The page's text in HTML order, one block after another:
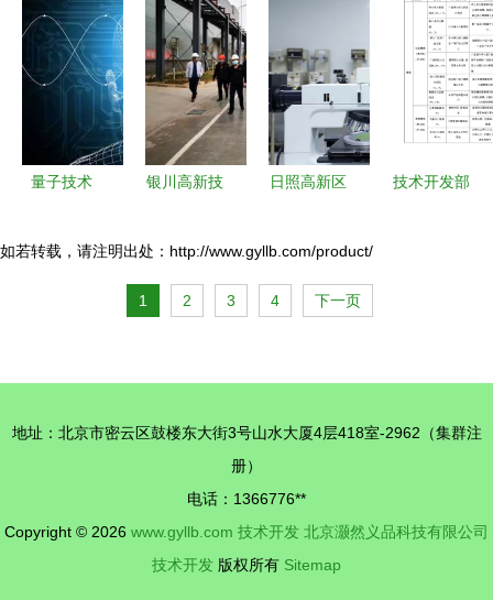
谁是细分领
域的真正王
者？
石骨料行业
绿色发展·
技术·投资·
产业链峰会
在杭启幕
务全解析
星电子厂
电子产品制
造销售与技
术咨询的专
业力量
量子技术
识长存的新
银川高新技
总公司 技
术咨询赋能
企业创新发
日照高新区
积“高”成势
从“新”启航
技术开发部
如若转载，请注明出处：http://www.gyllb.com/product/
1 2 3 4 下一页
地址：北京市密云区鼓楼东大街3号山水大厦4层418室-2962（集群注
册）
电话：1366776**
Copyright © 2026 www.gyllb.com 技术开发 北京灏然义品科技有限公司
技术开发 版权所有 Sitemap